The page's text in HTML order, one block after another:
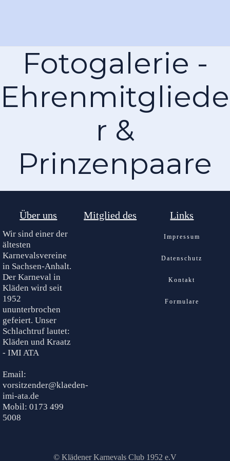
Fotogalerie -
Ehrenmitgliede
r &
Prinzenpaare
Über uns
Wir sind einer der
ältesten
Karnevalsvereine
in Sachsen-Anhalt.
Der Karneval in
Kläden wird seit
1952
ununterbrochen
gefeiert. Unser
Schlachtruf lautet:
Kläden und Kraatz
- IMI ATA
Email:
vorsitzender@klaeden-
imi-ata.de
Mobil: 0173 499
5008
Mitglied des Links
Impressum
Datenschutz
Kontakt
Formulare
© Klädener Karnevals Club 1952 e.V